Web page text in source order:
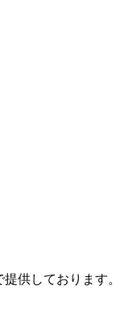
供しております。